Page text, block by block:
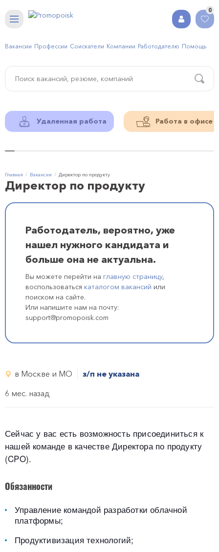
0
Вакансии Профессии Соискатели Компании Работодателю Помощь
Удаленная работа Работа в офисе
Главная Вакансии Директор по продукту
Директор по продукту
Работодатель, вероятно, уже
нашел нужного кандидата и
больше она не актуальна.
Вы можете перейти на главную страницу,
воспользоваться каталогом вакансий или
поиском на сайте.
Или напишите нам на почту:
support@promopoisk.com
в Москве и МО
з/п не указана
6 мес. назад
Сейчас у вас есть возможность присоединиться к
нашей команде в качестве Директора по продукту
(CPO).
Обязанности
Управление командой разработки облачной
платформы;
Продуктивизация технологий;